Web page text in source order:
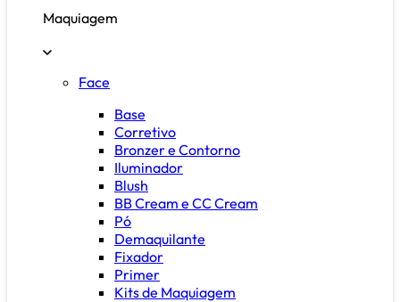
Maquiagem
Face
Base
Corretivo
Bronzer e Contorno
Iluminador
Blush
BB Cream e CC Cream
Pó
Demaquilante
Fixador
Primer
Kits de Maquiagem